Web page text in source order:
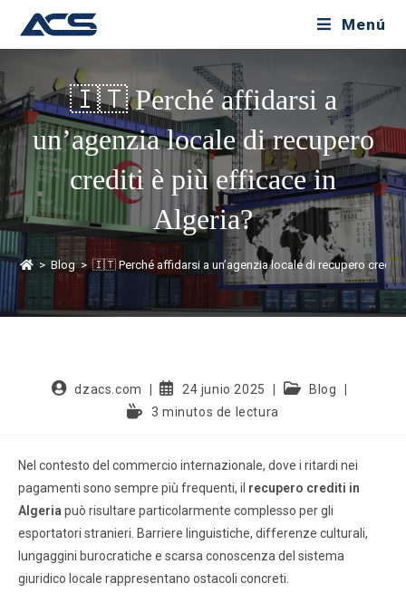
Menú
🇮🇹 Perché affidarsi a
un’agenzia locale di recupero
crediti è più efficace in
Algeria?
> Blog > 🇮🇹 Perché affidarsi a un’agenzia locale di recupero crediti
dzacs.com 24 junio 2025
Blog
3 minutos de lectura
Nel contesto del commercio internazionale, dove i ritardi nei
pagamenti sono sempre più frequenti, il recupero crediti in
Algeria può risultare particolarmente complesso per gli
esportatori stranieri. Barriere linguistiche, differenze culturali,
lungaggini burocratiche e scarsa conoscenza del sistema
giuridico locale rappresentano ostacoli concreti.